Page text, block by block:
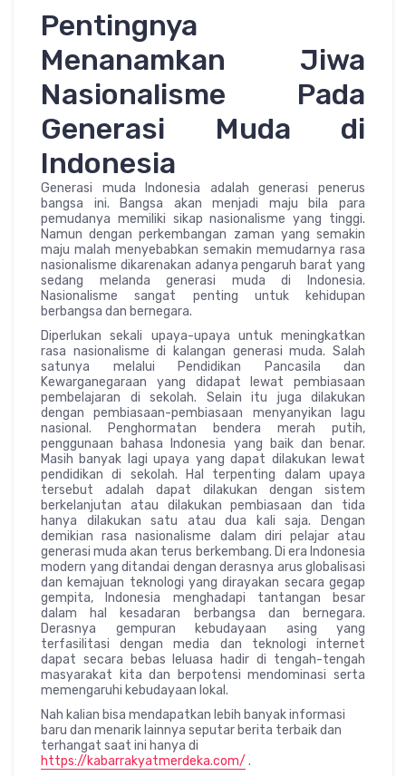
Pentingnya
Menanamkan Jiwa
Nasionalisme Pada
Generasi Muda di
Indonesia
Generasi muda Indonesia adalah generasi penerus
bangsa ini. Bangsa akan menjadi maju bila para
pemudanya memiliki sikap nasionalisme yang tinggi.
Namun dengan perkembangan zaman yang semakin
maju malah menyebabkan semakin memudarnya rasa
nasionalisme dikarenakan adanya pengaruh barat yang
sedang melanda generasi muda di Indonesia.
Nasionalisme sangat penting untuk kehidupan
berbangsa dan bernegara.
Diperlukan sekali upaya-upaya untuk meningkatkan
rasa nasionalisme di kalangan generasi muda. Salah
satunya melalui Pendidikan Pancasila dan
Kewarganegaraan yang didapat lewat pembiasaan
pembelajaran di sekolah. Selain itu juga dilakukan
dengan pembiasaan-pembiasaan menyanyikan lagu
nasional. Penghormatan bendera merah putih,
penggunaan bahasa Indonesia yang baik dan benar.
Masih banyak lagi upaya yang dapat dilakukan lewat
pendidikan di sekolah. Hal terpenting dalam upaya
tersebut adalah dapat dilakukan dengan sistem
berkelanjutan atau dilakukan pembiasaan dan tida
hanya dilakukan satu atau dua kali saja. Dengan
demikian rasa nasionalisme dalam diri pelajar atau
generasi muda akan terus berkembang. Di era Indonesia
modern yang ditandai dengan derasnya arus globalisasi
dan kemajuan teknologi yang dirayakan secara gegap
gempita, Indonesia menghadapi tantangan besar
dalam hal kesadaran berbangsa dan bernegara.
Derasnya gempuran kebudayaan asing yang
terfasilitasi dengan media dan teknologi internet
dapat secara bebas leluasa hadir di tengah-tengah
masyarakat kita dan berpotensi mendominasi serta
memengaruhi kebudayaan lokal.
Nah kalian bisa mendapatkan lebih banyak informasi
baru dan menarik lainnya seputar berita terbaik dan
terhangat saat ini hanya di
https://kabarrakyatmerdeka.com/ .